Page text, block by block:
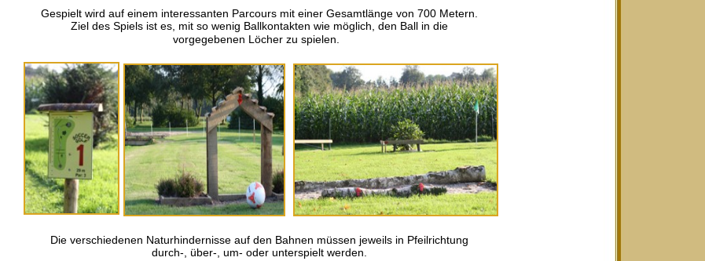
Gespielt wird auf einem interessanten Parcours mit einer Gesamtlänge von 700 Metern.
Ziel des Spiels ist es, mit so wenig Ballkontakten wie möglich, den Ball in die
vorgegebenen Löcher zu spielen.
Die verschiedenen Naturhindernisse auf den Bahnen müssen jeweils in Pfeilrichtung
durch-, über-, um- oder unterspielt werden.